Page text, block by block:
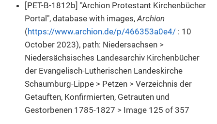
[PET-B-1812b] "Archion Protestant Kirchenbücher
Portal", database with images,Archion
(https://www.archion.de/p/466353a0e4/ : 10
October 2023), path: Niedersachsen >
Niedersächsisches Landesarchiv Kirchenbücher
der Evangelisch-Lutherischen Landeskirche
Schaumburg-Lippe > Petzen > Verzeichnis der
Getauften, Konfirmierten, Getrauten und
Gestorbenen 1785-1827 > Image 125 of 357